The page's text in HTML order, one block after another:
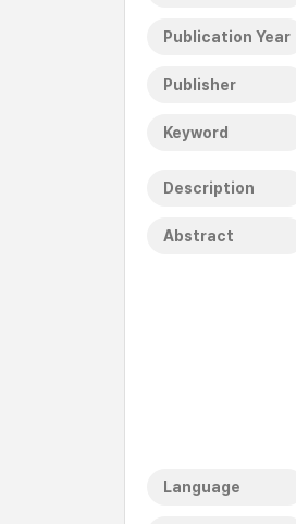
Publication Year
Publisher
Keyword
Description
Abstract
Language